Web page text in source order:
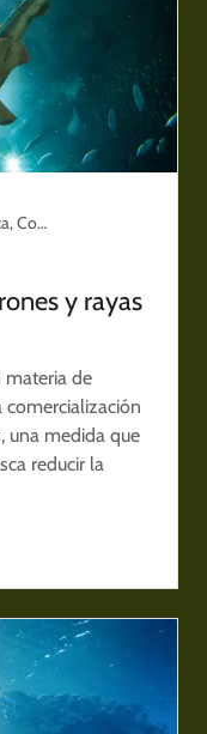
Acción Climática, Conservación y Territorio, Cuidado del planeta, Noticias Ambientales, Panamá
y rayas
materia de
una medida que
reducir la